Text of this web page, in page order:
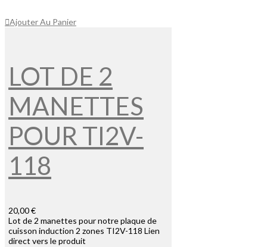
Ajouter Au Panier
LOT DE 2
MANETTES
POUR TI2V-
118
20,00 €
Lot de 2 manettes pour notre plaque de
cuisson induction 2 zones TI2V-118 Lien
direct vers le produit